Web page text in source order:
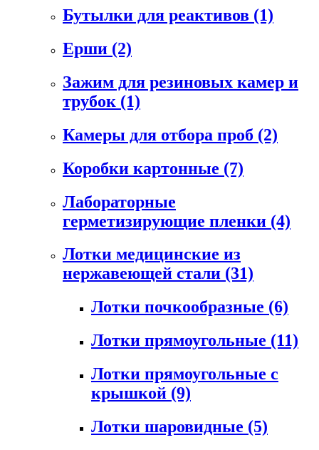
Бутылки для реактивов (1)
Ерши (2)
Зажим для резиновых камер и
трубок (1)
Камеры для отбора проб (2)
Коробки картонные (7)
Лабораторные
герметизирующие пленки (4)
Лотки медицинские из
нержавеющей стали (31)
Лотки почкообразные (6)
Лотки прямоугольные (11)
Лотки прямоугольные с
крышкой (9)
Лотки шаровидные (5)